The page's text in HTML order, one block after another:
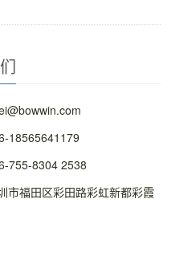
18565641179
755-8304 2538
市福田区彩田路彩虹新都彩霞